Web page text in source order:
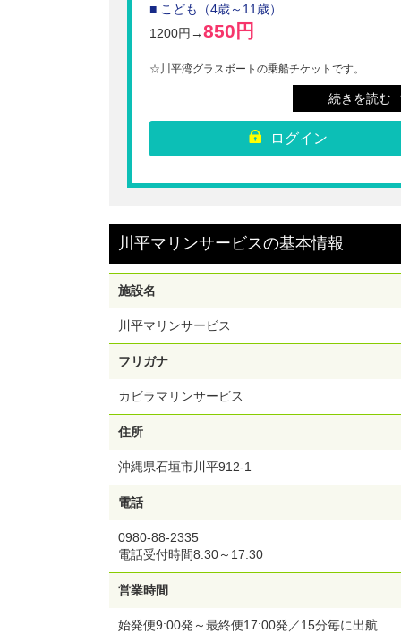
■ こども（4歳～11歳）
1200円→850円
☆川平湾グラスボートの乗船チケットです。
沖縄県石垣島の景勝地「川平湾」をグラスボートで
内いたします。様々なサンゴやカラフルな熱帯魚は
ろん、川平湾からのぞむ石垣島の大自然をお楽しみ
い。
※引き換え窓口で二次元コードを読み取り後乗船券
直接乗り場へお越しいただいてもご利用いただけま
料。2人目からはこども料金適用となります。
※年齢が確認できるものをご持参ください。
※ご購入いただいても乗船の予約ではございません
※購入後の取消、払い戻し、変更は出来ません。
続きを読む
ログイン
川平マリンサービスの基本情報
施設名
川平マリンサービス
フリガナ
カビラマリンサービス
住所
沖縄県石垣市川平912-1
電話
0980-88-2335
電話受付時間8:30～17:30
営業時間
始発便9:00発～最終便17:00発／15分毎に出航